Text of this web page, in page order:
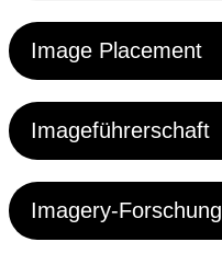
Image Placement
Imageführerschaft
Imagery-Forschung